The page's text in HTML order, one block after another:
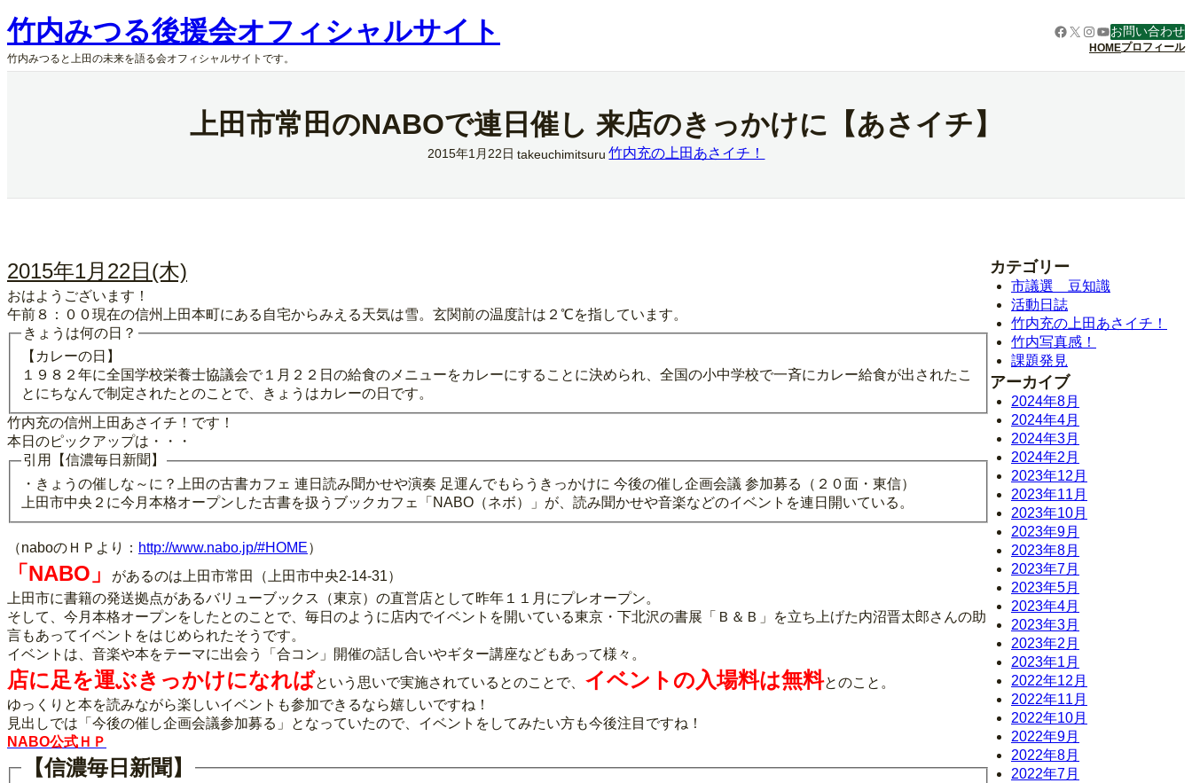
内
容
を
ス
竹内みつる後援会オフィシャルサイト
竹内みつると上田の未来を語る会オフィシャルサイトです。
Facebook
X Instagram
YouTube
お問い合わせ
HOMEプロフィール
上田市常田のNABOで連日催し 来店のきっかけに【あさイチ】
2015年1月22日 takeuchimitsuru 竹内充の上田あさイチ！
2015年1月22日(木)
おはようございます！
午前８：００現在の信州上田本町にある自宅からみえる天気は雪。玄関前の温度計は２℃を指しています。
きょうは何の日？
【カレーの日】
１９８２年に全国学校栄養士協議会で１月２２日の給食のメニューをカレーにすることに決められ、全国の小中学校で一斉にカレー給食が出されたこ
とにちなんで制定されたとのことで、きょうはカレーの日です。
竹内充の信州上田あさイチ！です！
本日のピックアップは・・・
引用【信濃毎日新聞】
・きょうの催しな～に？上田の古書カフェ 連日読み聞かせや演奏 足運んでもらうきっかけに 今後の催し企画会議 参加募る（２０面・東信）
上田市中央２に今月本格オープンした古書を扱うブックカフェ「NABO（ネボ）」が、読み聞かせや音楽などのイベントを連日開いている。
（naboのＨＰより： http://www.nabo.jp/#HOME）
「NABO」
があるのは上田市常田（上田市中央2-14-31）
上田市に書籍の発送拠点があるバリューブックス（東京）の直営店として昨年１１月にプレオープン。
そして、今月本格オープンをしたとのことで、毎日のように店内でイベントを開いている東京・下北沢の書展「Ｂ＆Ｂ」を立ち上げた内沼晋太郎さんの助
言もあってイベントをはじめられたそうです。
イベントは、音楽や本をテーマに出会う「合コン」開催の話し合いやギター講座などもあって様々。
店に足を運ぶきっかけになればという思いで実施されているとのことで、 イベントの入場料は無料とのこと。
ゆっくりと本を読みながら楽しいイベントも参加できるなら嬉しいですね！
見出しでは「今後の催し企画会議参加募る」となっていたので、イベントをしてみたい方も今後注目ですね！
NABO公式ＨＰ
【信濃毎日新聞】
カテゴリー
市議選 豆知識
活動日誌
竹内充の上田あさイチ！
竹内写真感！
課題発見
アーカイブ
2024年8月
2024年4月
2024年3月
2024年2月
2023年12月
2023年11月
2023年10月
2023年9月
2023年8月
2023年7月
2023年5月
2023年4月
2023年3月
2023年2月
2023年1月
2022年12月
2022年11月
2022年10月
2022年9月
2022年8月
2022年7月